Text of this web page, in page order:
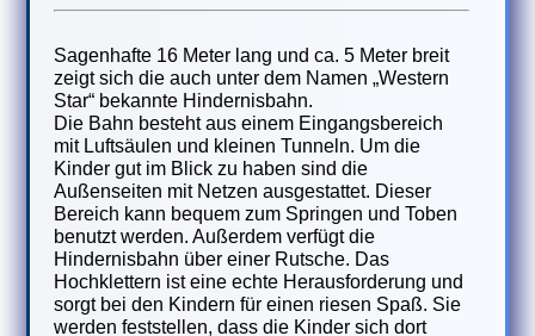
Sagenhafte 16 Meter lang und ca. 5 Meter breit
zeigt sich die auch unter dem Namen „Western
Star“ bekannte Hindernisbahn.
Die Bahn besteht aus einem Eingangsbereich
mit Luftsäulen und kleinen Tunneln. Um die
Kinder gut im Blick zu haben sind die
Außenseiten mit Netzen ausgestattet. Dieser
Bereich kann bequem zum Springen und Toben
benutzt werden. Außerdem verfügt die
Hindernisbahn über einer Rutsche. Das
Hochklettern ist eine echte Herausforderung und
sorgt bei den Kindern für einen riesen Spaß. Sie
werden feststellen, dass die Kinder sich dort